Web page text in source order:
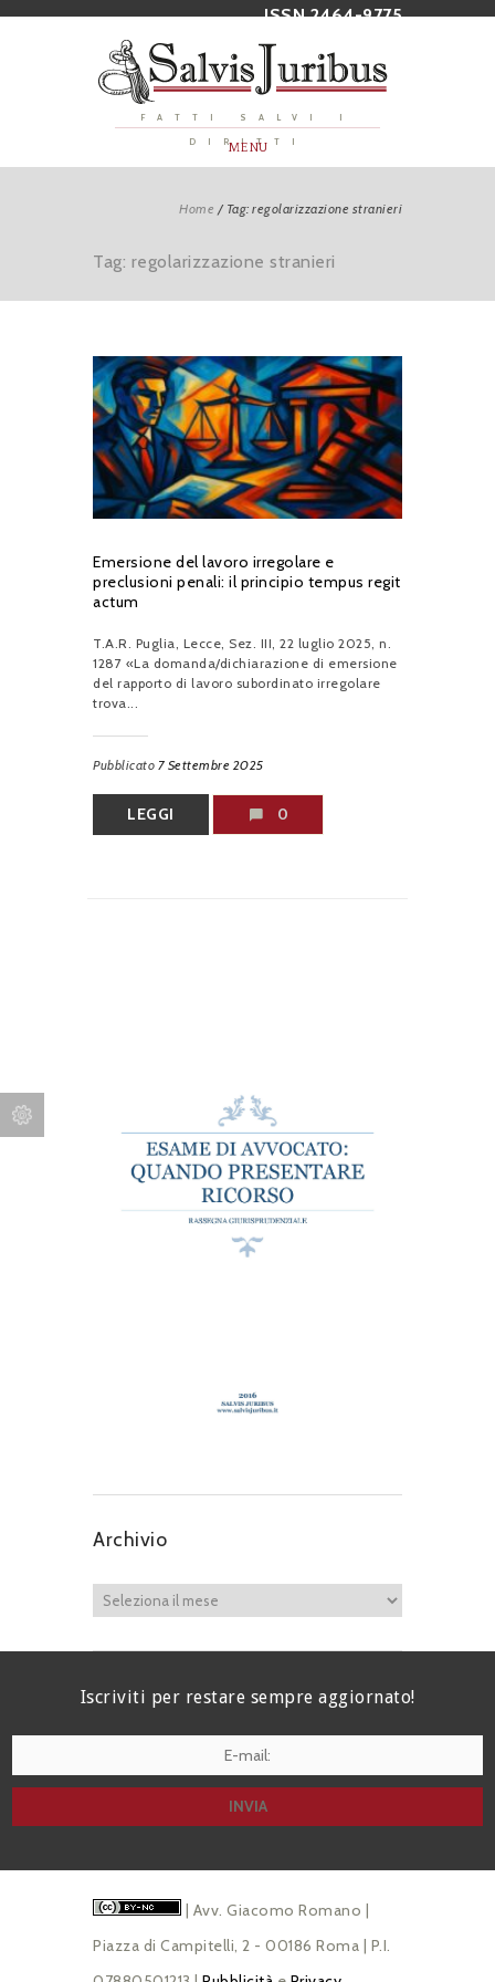
ISSN 2464-9775
FATTI SALVI I
DIRITTI
MENU
Home / Tag: regolarizzazione stranieri
Tag: regolarizzazione stranieri
Emersione del lavoro irregolare e
preclusioni penali: il principio tempus regit
actum
T.A.R. Puglia, Lecce, Sez. III, 22 luglio 2025, n.
1287 «La domanda/dichiarazione di emersione
del rapporto di lavoro subordinato irregolare
trova...
Pubblicato 7 Settembre 2025
LEGGI 0
Archivio
Iscriviti per restare sempre aggiornato!
| Avv. Giacomo Romano |
Piazza di Campitelli, 2 - 00186 Roma | P.I.